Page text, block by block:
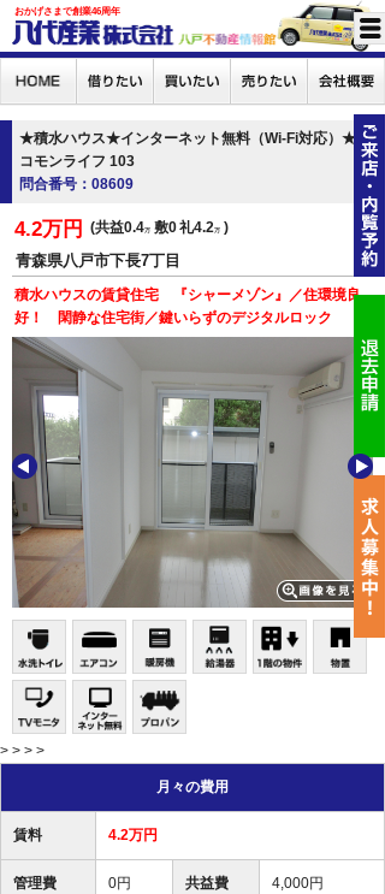
おかげさまで創業46周年
★積水ハウス★インターネット無料（Wi-Fi対応）★
コモンライフ 103
問合番号：08609
4.2万円 共益0.4万 敷0礼4.2万
青森県八戸市下長7丁目
積水ハウスの賃貸住宅 『シャーメゾン』／住環境良
好！ 閑静な住宅街／鍵いらずのデジタルロック
> > > >
月々の費用
賃料 4.2万円
管理費 0円 共益費 4,000円